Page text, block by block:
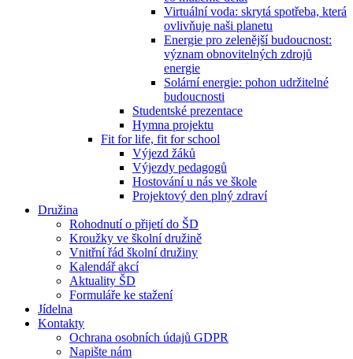
Virtuální voda: skrytá spotřeba, která
ovlivňuje naši planetu
Energie pro zelenější budoucnost:
význam obnovitelných zdrojů
energie
Solární energie: pohon udržitelné
budoucnosti
Studentské prezentace
Hymna projektu
Fit for life, fit for school
Výjezd žáků
Výjezdy pedagogů
Hostování u nás ve škole
Projektový den plný zdraví
Družina
Rohodnutí o přijetí do ŠD
Kroužky ve školní družině
Vnitřní řád školní družiny
Kalendář akcí
Aktuality ŠD
Formuláře ke stažení
Jídelna
Kontakty
Ochrana osobních údajů GDPR
Napište nám